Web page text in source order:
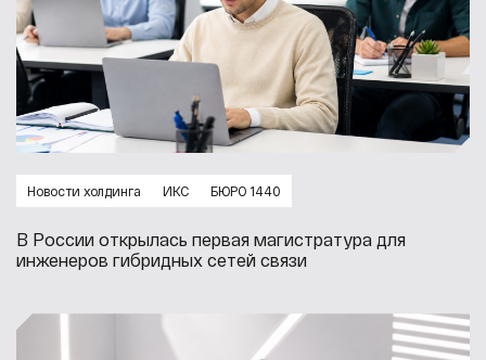
Новости холдинга ИКС БЮРО 1440
В России открылась первая магистратура для
инженеров гибридных сетей связи